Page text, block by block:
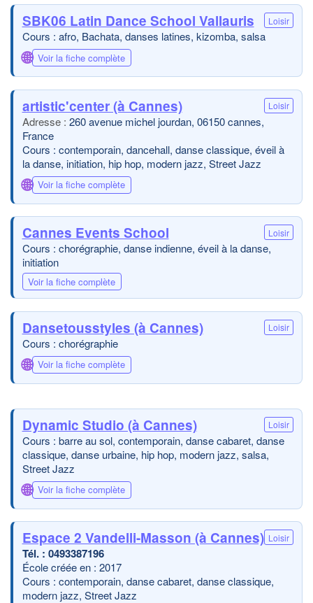
SBK06 Latin Dance School Vallauris Loisir
Cours : afro, Bachata, danses latines, kizomba, salsa
🌐 Voir la fiche complète
artistic'center (à Cannes) Loisir
260 avenue michel jourdan, 06150 cannes,
France
Cours : contemporain, dancehall, danse classique, éveil à
la danse, initiation, hip hop, modern jazz, Street Jazz
🌐 Voir la fiche complète
Cannes Events School Loisir
Cours : chorégraphie, danse indienne, éveil à la danse,
initiation
Voir la fiche complète
Dansetousstyles (à Cannes) Loisir
Cours : chorégraphie
🌐 Voir la fiche complète
Dynamic Studio (à Cannes) Loisir
Cours : barre au sol, contemporain, danse cabaret, danse
classique, danse urbaine, hip hop, modern jazz, salsa,
Street Jazz
🌐 Voir la fiche complète
Espace 2 Vandelli-Masson (à Cannes) Loisir
0493387196
École créée en : 2017
Cours : contemporain, danse cabaret, danse classique,
modern jazz, Street Jazz